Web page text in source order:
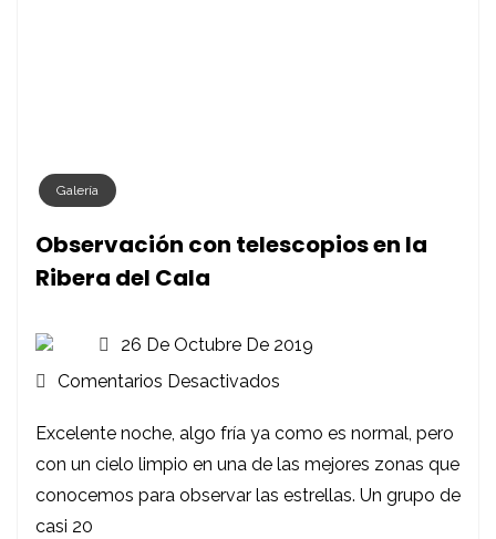
Galería
Observación con telescopios en la
Ribera del Cala
26 De Octubre De 2019
Comentarios Desactivados
Con
Telescopios
En
Excelente noche, algo fría ya como es normal, pero
con un cielo limpio en una de las mejores zonas que
conocemos para observar las estrellas. Un grupo de
casi 20